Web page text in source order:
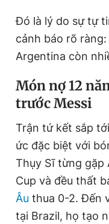
Đó là lý do sự tự
cảnh báo rõ
Argentina còn
Món nợ 12
trước Messi
Trận tứ kết sắp
ức đặc biệt với
Thụy Sĩ từng gặp
Cup và đều thất
Âu thua 0-2. Đến
tại Brazil, họ tạo